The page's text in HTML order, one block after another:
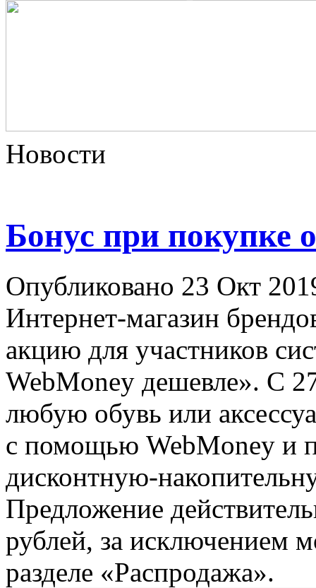
Новости
Бонус при покупке
Опубликовано 23 Окт
Интернет-магазин
акцию для участников
WebMoney дешевле». С
любую обувь или
с помощью WebMoney и
дисконтную-
Предложение
рублей, за исключением
разделе «Распродажа».